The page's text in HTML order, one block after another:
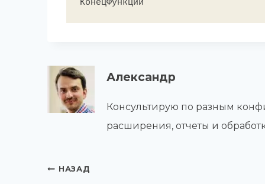
Александр
Консультирую по разным
расширения, отчеты и
Навигация
НАЗАД